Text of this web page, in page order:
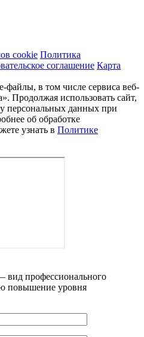
cookie Политика
соглашение Карта
файлы, в том числе сервиса веб-
Продолжая использовать сайт,
персональных данных при
об обработке
узнать в Политике
профессионального
повышение уровня